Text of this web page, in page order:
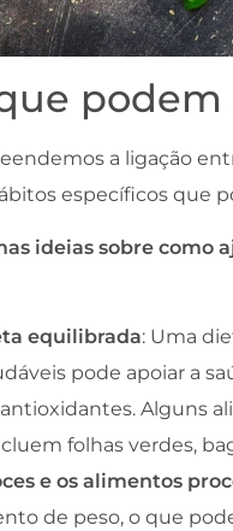
a ligação
específicos que
ideias sobre como
equilibrada: Uma
pode apoiar a
Alguns
folhas verdes,
e os alimentos
de peso, o que